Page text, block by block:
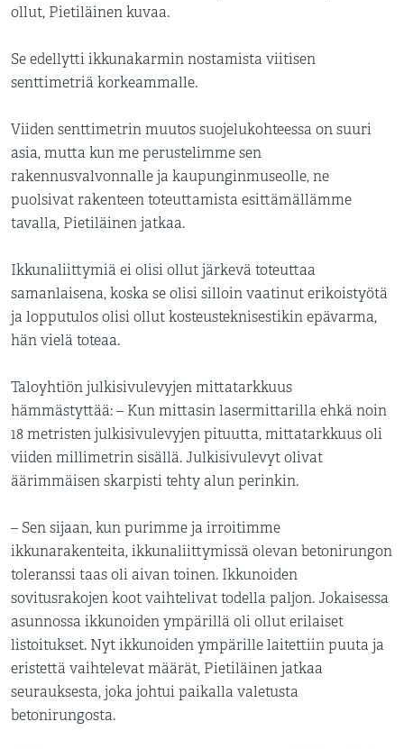
ollut, Pietiläinen kuvaa.
Se edellytti ikkunakarmin nostamista viitisen
senttimetriä korkeammalle.
Viiden senttimetrin muutos suojelukohteessa on suuri
asia, mutta kun me perustelimme sen
rakennusvalvonnalle ja kaupunginmuseolle, ne
puolsivat rakenteen toteuttamista esittämällämme
tavalla, Pietiläinen jatkaa.
Ikkunaliittymiä ei olisi ollut järkevä toteuttaa
samanlaisena, koska se olisi silloin vaatinut erikoistyötä
ja lopputulos olisi ollut kosteusteknisestikin epävarma,
hän vielä toteaa.
Taloyhtiön julkisivulevyjen mittatarkkuus
hämmästyttää: – Kun mittasin lasermittarilla ehkä noin
18 metristen julkisivulevyjen pituutta, mittatarkkuus oli
viiden millimetrin sisällä. Julkisivulevyt olivat
äärimmäisen skarpisti tehty alun perinkin.
– Sen sijaan, kun purimme ja irroitimme
ikkunarakenteita, ikkunaliittymissä olevan betonirungon
toleranssi taas oli aivan toinen. Ikkunoiden
sovitusrakojen koot vaihtelivat todella paljon. Jokaisessa
asunnossa ikkunoiden ympärillä oli ollut erilaiset
listoitukset. Nyt ikkunoiden ympärille laitettiin puuta ja
eristettä vaihtelevat määrät, Pietiläinen jatkaa
seurauksesta, joka johtui paikalla valetusta
betonirungosta.